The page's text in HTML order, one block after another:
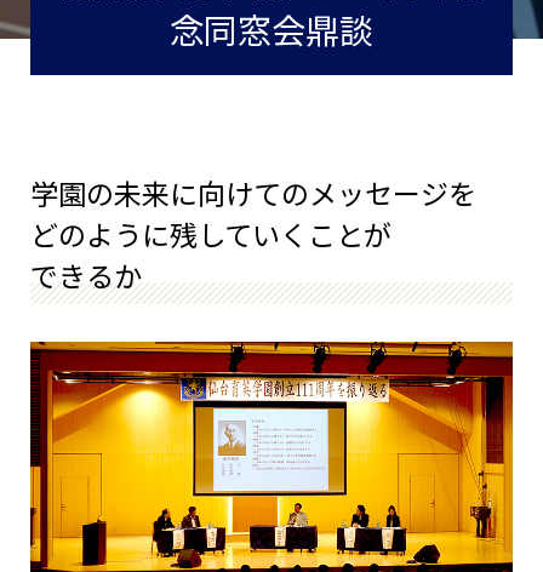
念同窓会鼎談
学園の未来に向けてのメッセージを
どのように残していくことが
できるか